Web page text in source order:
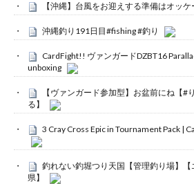
【沖縄】台風をお迎えする準備はオッケ
沖縄釣り191日目#fishing #釣り
CardFight!! ヴァンガードDZBT16
unboxing
【ヴァンガード参加型】お盆前にね【#
る】
3 Cray Cross Epic in Tournament Pack |
釣れない釣堀つり天国【管理釣り場】
県】